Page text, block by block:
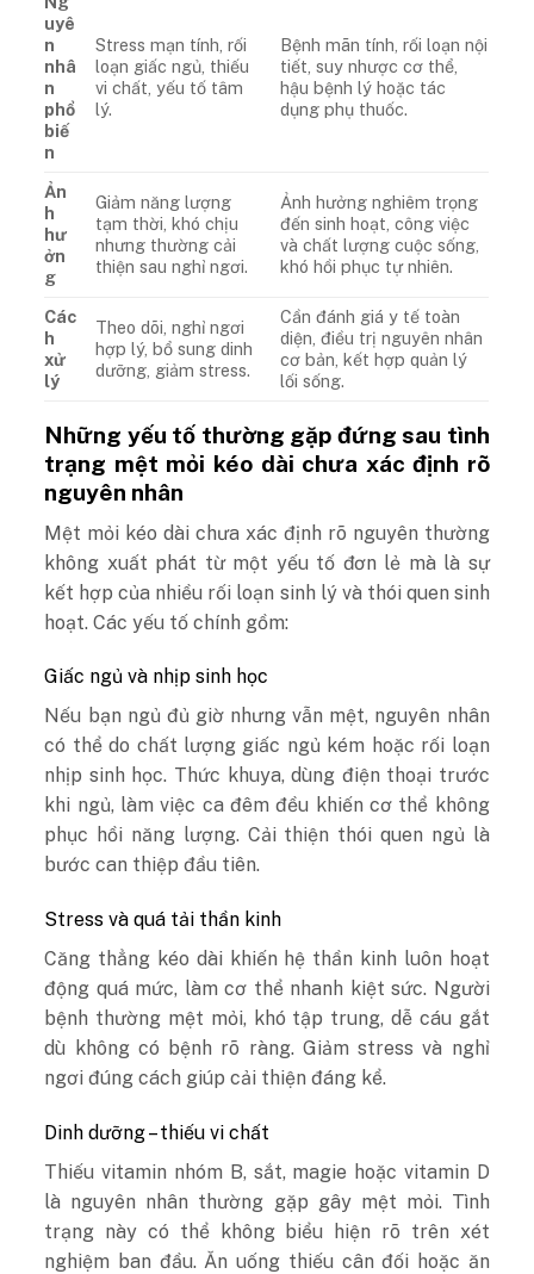
uyê
n
nhâ
n
phổ
biế
n
Stress mạn tính, rối
loạn giấc ngủ, thiếu
vi chất, yếu tố tâm
lý.
Bệnh mãn tính, rối loạn nội
tiết, suy nhược cơ thể,
hậu bệnh lý hoặc tác
dụng phụ thuốc.
Ản
h
hư
ởn
g
Giảm năng lượng
tạm thời, khó chịu
nhưng thường cải
thiện sau nghỉ ngơi.
Ảnh hưởng nghiêm trọng
đến sinh hoạt, công việc
và chất lượng cuộc sống,
khó hồi phục tự nhiên.
Các
h
xử
lý
Theo dõi, nghỉ ngơi
hợp lý, bổ sung dinh
dưỡng, giảm stress.
Cần đánh giá y tế toàn
diện, điều trị nguyên nhân
cơ bản, kết hợp quản lý
lối sống.
Những yếu tố thường gặp đứng sau tình
trạng mệt mỏi kéo dài chưa xác định rõ
nguyên nhân
Mệt mỏi kéo dài chưa xác định rõ nguyên thường
không xuất phát từ một yếu tố đơn lẻ mà là sự
kết hợp của nhiều rối loạn sinh lý và thói quen sinh
hoạt. Các yếu tố chính gồm:
Giấc ngủ và nhịp sinh học
Nếu bạn ngủ đủ giờ nhưng vẫn mệt, nguyên nhân
có thể do chất lượng giấc ngủ kém hoặc rối loạn
nhịp sinh học. Thức khuya, dùng điện thoại trước
khi ngủ, làm việc ca đêm đều khiến cơ thể không
phục hồi năng lượng. Cải thiện thói quen ngủ là
bước can thiệp đầu tiên.
Stress và quá tải thần kinh
Căng thẳng kéo dài khiến hệ thần kinh luôn hoạt
động quá mức, làm cơ thể nhanh kiệt sức. Người
bệnh thường mệt mỏi, khó tập trung, dễ cáu gắt
dù không có bệnh rõ ràng. Giảm stress và nghỉ
ngơi đúng cách giúp cải thiện đáng kể.
Dinh dưỡng – thiếu vi chất
Thiếu vitamin nhóm B, sắt, magie hoặc vitamin D
là nguyên nhân thường gặp gây mệt mỏi. Tình
trạng này có thể không biểu hiện rõ trên xét
nghiệm ban đầu. Ăn uống thiếu cân đối hoặc ăn